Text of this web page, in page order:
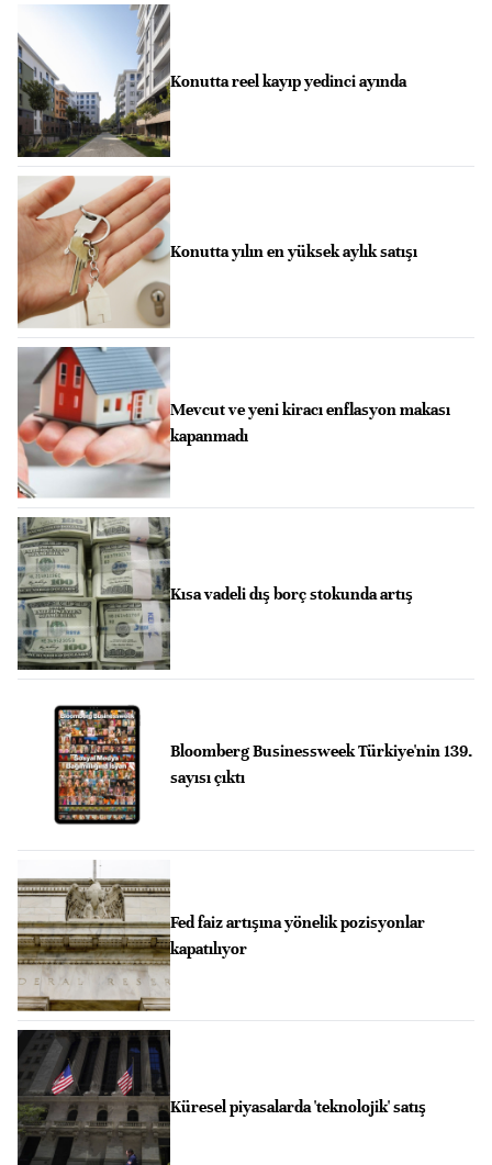
Konutta reel kayıp yedinci ayında
Konutta yılın en yüksek aylık satışı
Mevcut ve yeni kiracı enflasyon makası
kapanmadı
Kısa vadeli dış borç stokunda artış
Bloomberg Businessweek Türkiye'nin 139.
sayısı çıktı
Fed faiz artışına yönelik pozisyonlar
kapatılıyor
Küresel piyasalarda 'teknolojik' satış